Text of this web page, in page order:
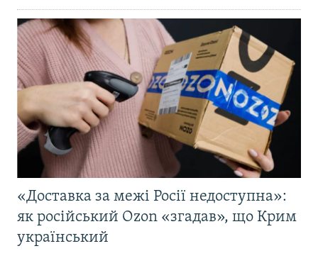
«Доставка за межі Росії недоступна»:
як російський Ozon «згадав», що Крим
український